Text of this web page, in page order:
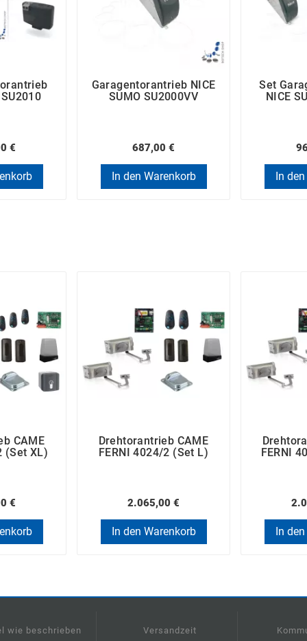
SU2010
€
Garagentorantrieb NICE
SUMO SU2000VV
687,00 €
In den Warenkorb
Set
NICE
In
CAME
(Set XL)
€
Drehtorantrieb CAME
FERNI 4024/2 (Set L)
2.065,00 €
In den Warenkorb
FERNI
In
wie beschrieben Versandzeit